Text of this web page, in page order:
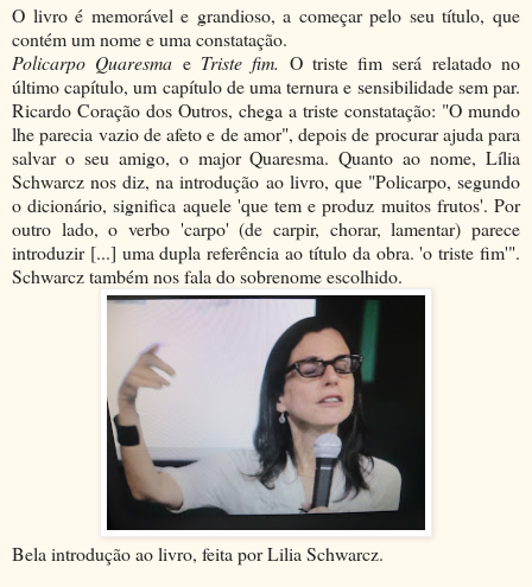
O livro é memorável e grandioso, a começar pelo seu título, que
contém um nome e uma constatação.
Policarpo Quaresma e Triste fim. O triste fim será relatado no
último capítulo, um capítulo de uma ternura e sensibilidade sem par.
Ricardo Coração dos Outros, chega a triste constatação: "O mundo
lhe parecia vazio de afeto e de amor", depois de procurar ajuda para
salvar o seu amigo, o major Quaresma. Quanto ao nome, Lília
Schwarcz nos diz, na introdução ao livro, que "Policarpo, segundo
o dicionário, significa aquele 'que tem e produz muitos frutos'. Por
outro lado, o verbo 'carpo' (de carpir, chorar, lamentar) parece
introduzir [...] uma dupla referência ao título da obra. 'o triste fim'".
Schwarcz também nos fala do sobrenome escolhido.
Bela introdução ao livro, feita por Lilia Schwarcz.